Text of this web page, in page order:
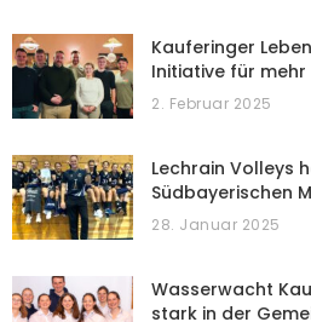
Kauferinger
Initiative für mehr
2. Februar 2025
Lechrain Volleys
Südbayerischen
28. Januar 2025
Wasserwacht
stark in der